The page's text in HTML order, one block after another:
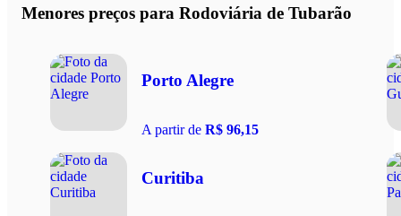
Menores preços para Rodoviária de Tubarão
Porto Alegre
A partir de R$ 96,15
Curitiba